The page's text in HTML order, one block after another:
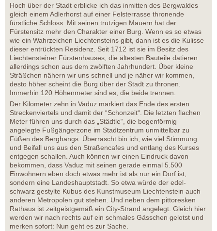
Hoch über der Stadt erblicke ich das inmitten des Bergwaldes
gleich einem Adlerhorst auf einer Felsterrasse thronende
fürstliche Schloss. Mit seinen trutzigen Mauern hat der
Fürstensitz mehr den Charakter einer Burg. Wenn es so etwas
wie ein Wahrzeichen Liechtensteins gibt, dann ist es die Kulisse
dieser entrückten Residenz. Seit 1712 ist sie im Besitz des
Liechtensteiner Fürstenhauses, die ältesten Bauteile datieren
allerdings schon aus dem zwölften Jahrhundert. Über kleine
Sträßchen nähern wir uns schnell und je näher wir kommen,
desto höher scheint die Burg über der Stadt zu thronen.
Immerhin 120 Höhenmeter sind es, die beide trennen.
Der Kilometer zehn in Vaduz markiert das Ende des ersten
Streckenviertels und damit der “Schonzeit“. Die letzten flachen
Meter führen uns durch das „Städtle“, die bogenförmig
angelegte Fußgängerzone im Stadtzentrum unmittelbar zu
Füßen des Berghangs. Überrascht bin ich, wie viel Stimmung
und Beifall uns aus den Straßencafes und entlang des Kurses
entgegen schallen. Auch können wir einen Eindruck davon
bekommen, dass Vaduz mit seinen gerade einmal 5.500
Einwohnern eben doch etwas mehr ist als nur ein Dorf ist,
sondern eine Landeshauptstadt. So etwa würde der edel-
schwarz gestylte Kubus des Kunstmuseum Liechtenstein auch
anderen Metropolen gut stehen. Und neben dem pittoresken
Rathaus ist zeitgeistgemäß ein City-Strand angelegt. Gleich hier
werden wir nach rechts auf ein schmales Gässchen gelotst und
merken sofort: Nun geht es zur Sache.